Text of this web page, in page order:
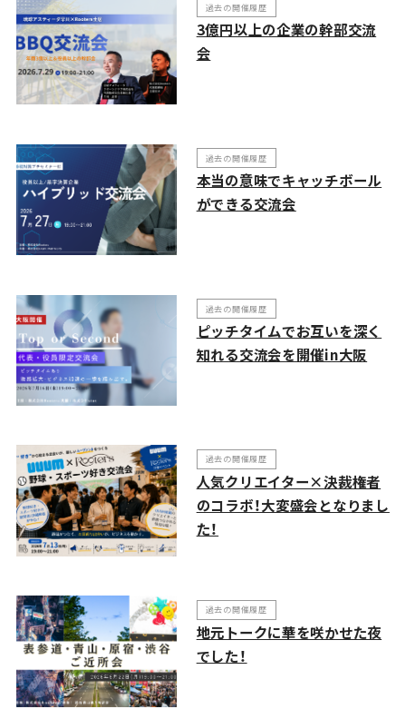
過去の開催履歴
3億円以上の企業の幹部交流
会
過去の開催履歴
本当の意味でキャッチボール
ができる交流会
過去の開催履歴
ピッチタイムでお互いを深く
知れる交流会を開催in大阪
過去の開催履歴
人気クリエイター×決裁権者
のコラボ！大変盛会となりまし
た！
過去の開催履歴
地元トークに華を咲かせた夜
でした！